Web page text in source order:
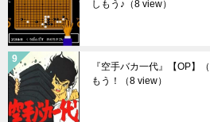
しもう♪ （8 view）
『空手バカ一代』【OP】
もう！
（8 view）